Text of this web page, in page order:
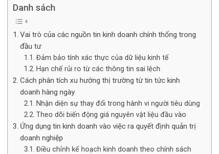
Danh sách
Vai trò của các nguồn tin kinh doanh chính thống trong
đầu tư
Đảm bảo tính xác thực của dữ liệu kinh tế
Hạn chế rủi ro từ các thông tin sai lệch
Cách phân tích xu hướng thị trường từ tin tức kinh
doanh hàng ngày
Nhận diện sự thay đổi trong hành vi người tiêu dùng
Theo dõi biến động giá nguyên vật liệu đầu vào
Ứng dụng tin kinh doanh vào việc ra quyết định quản trị
doanh nghiệp
Điều chỉnh kế hoạch kinh doanh theo chính sách